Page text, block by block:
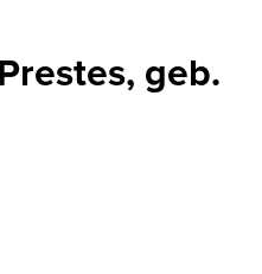
geb.